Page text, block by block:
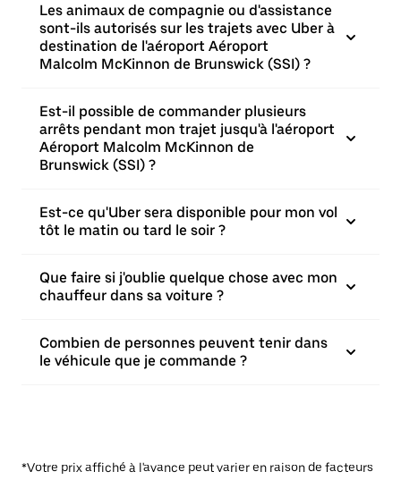
Les animaux de compagnie ou d'assistance
sont-ils autorisés sur les trajets avec Uber à
destination de l'aéroport Aéroport
Malcolm McKinnon de Brunswick (SSI) ?
Est-il possible de commander plusieurs
arrêts pendant mon trajet jusqu'à l'aéroport
Aéroport Malcolm McKinnon de
Brunswick (SSI) ?
Est-ce qu'Uber sera disponible pour mon vol
tôt le matin ou tard le soir ?
Que faire si j'oublie quelque chose avec mon
chauffeur dans sa voiture ?
Combien de personnes peuvent tenir dans
le véhicule que je commande ?
*Votre prix affiché à l'avance peut varier en raison de facteurs